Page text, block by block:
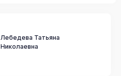
Лебедева Татьяна
Николаевна